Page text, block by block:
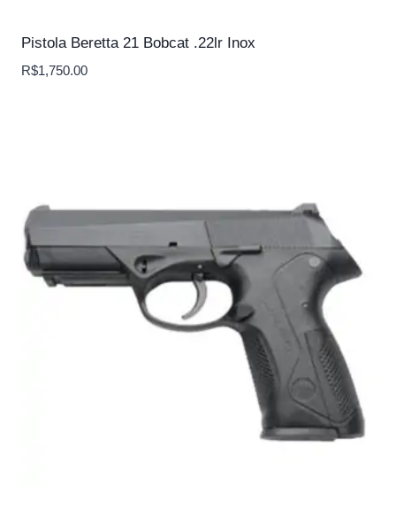
Pistola Beretta 21 Bobcat .22lr Inox
R$1,750.00